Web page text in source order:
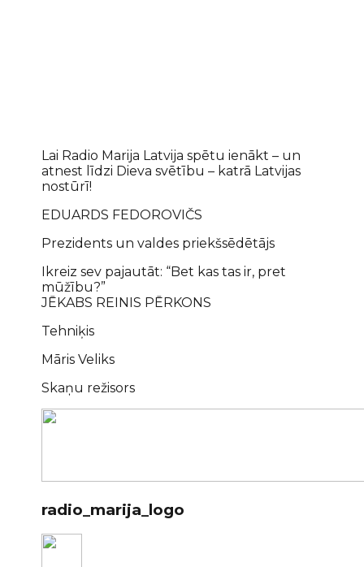
Lai Radio Marija Latvija spētu ienākt – un
atnest līdzi Dieva svētību – katrā Latvijas
nostūrī!
EDUARDS FEDOROVIČS
Prezidents un valdes priekšsēdētājs
Ikreiz sev pajautāt: “Bet kas tas ir, pret
mūžību?”
JĒKABS REINIS PĒRKONS
Tehniķis
Māris Veliks
Skaņu režisors
radio_marija_logo